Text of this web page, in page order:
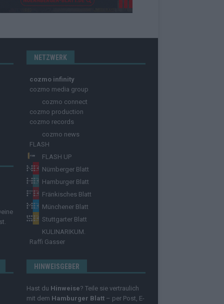
NETZWERK
cozmo infinity
cozmo media group
cozmo connect
cozmo production
cozmo records
cozmo news
FLASH
FLASH UP
Nürnberger Blatt
Hamburger Blatt
Fränkisches Blatt
Münchener Blatt
Stuttgarter Blatt
KULINARIKUM.
Raffi Gasser
HINWEISGEBER
Hast du Hinweise? Teile sie vertraulich
mit dem Hamburger Blatt – per Post, E-